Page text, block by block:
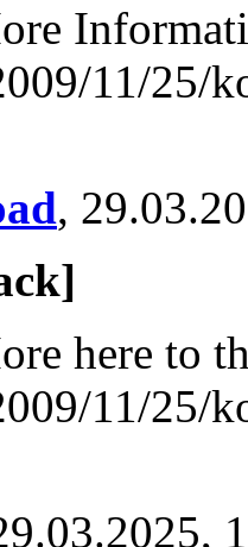
11/25/
,
here to
11/25/